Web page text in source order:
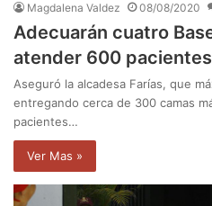
Magdalena Valdez 08/08/2020
Adecuarán cuatro
atender 600
Aseguró la alcadesa Farías, que
entregando cerca de 300 camas
pacientes…
Ver Mas »